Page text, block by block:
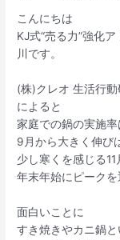
こんにちは
KJ式“売る力”強化
川です。
(株)クレオ 生活行
によると
家庭での鍋の実施率
9月から大きく伸び
少し寒くを感じる11
年末年始にピークを
面白いことに
すき焼きやカニ鍋と